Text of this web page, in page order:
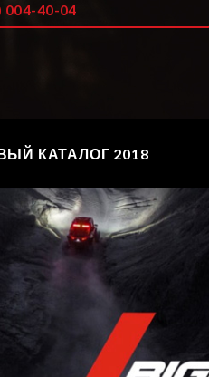
004-40-04
КАТАЛОГ 2018